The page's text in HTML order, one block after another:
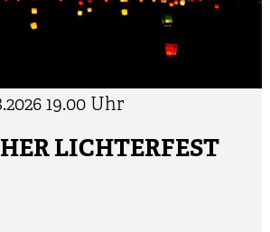
19.00 Uhr
LICHTERFEST